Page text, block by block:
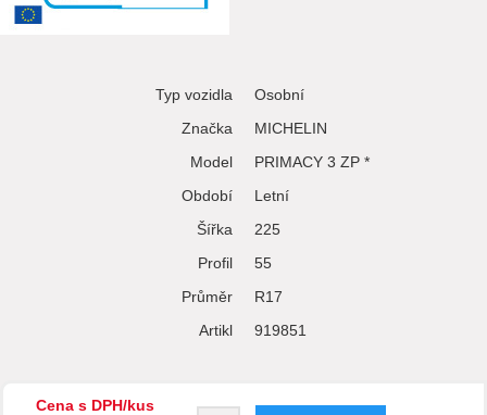
Typ vozidla
Osobní
Značka
MICHELIN
Model
PRIMACY 3 ZP *
Období
Letní
Šířka
225
Profil
55
Průměr
R17
Artikl
919851
Cena s DPH/kus